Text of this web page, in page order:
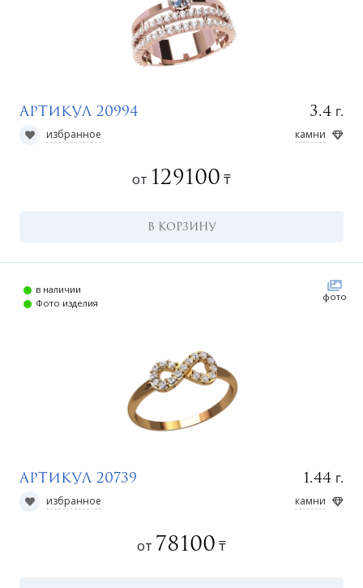
Артикул 20994 3.4 г.
избранное камни
от 129100 ₸
В КОРЗИНУ
в наличии
Фото изделия
фото
Артикул 20739 1.44 г.
избранное камни
от 78100 ₸